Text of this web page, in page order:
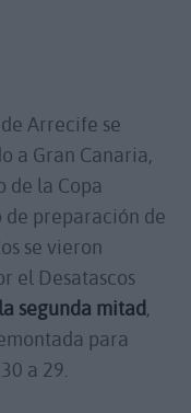
Arrecife se
a Gran Canaria,
de la Copa
de preparación de
se vieron
el Desatascos
segunda mitad,
para
a 29.